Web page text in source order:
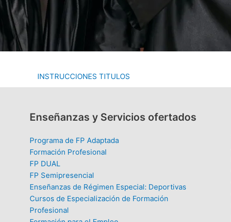
INSTRUCCIONES TITULOS
Enseñanzas y Servicios ofertados
Programa de FP Adaptada
Formación Profesional
FP DUAL
FP Semipresencial
Enseñanzas de Régimen Especial: Deportivas
Cursos de Especialización de Formación
Profesional